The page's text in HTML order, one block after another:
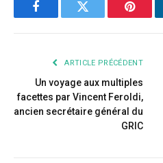
FacebookTwitter
ARTICLE PRÉCÉDENT
Un voyage aux multiples
facettes par Vincent Feroldi,
ancien secrétaire général du
GRIC